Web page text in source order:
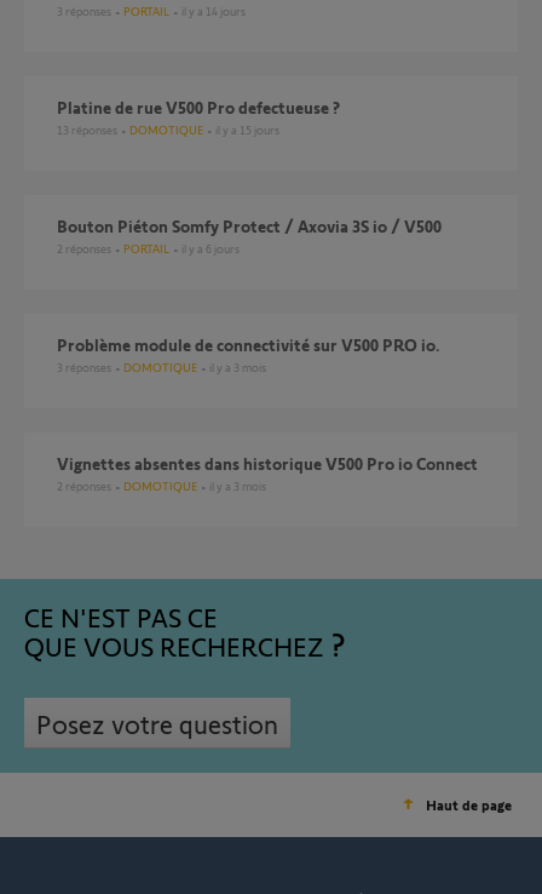
3 réponses PORTAIL il y a 14 jours
platine de rue V500 Pro defectueuse ?
13 réponses DOMOTIQUE il y a 15 jours
Bouton Piéton Somfy Protect / Axovia 3S io / V500
2 réponses PORTAIL il y a 6 jours
Problème module de connectivité sur V500 PRO io.
3 réponses DOMOTIQUE il y a 3 mois
vignettes absentes dans historique V500 Pro io Connect
2 réponses DOMOTIQUE il y a 3 mois
CE N'EST PAS CE
QUE VOUS RECHERCHEZ
Posez votre question
Haut de page